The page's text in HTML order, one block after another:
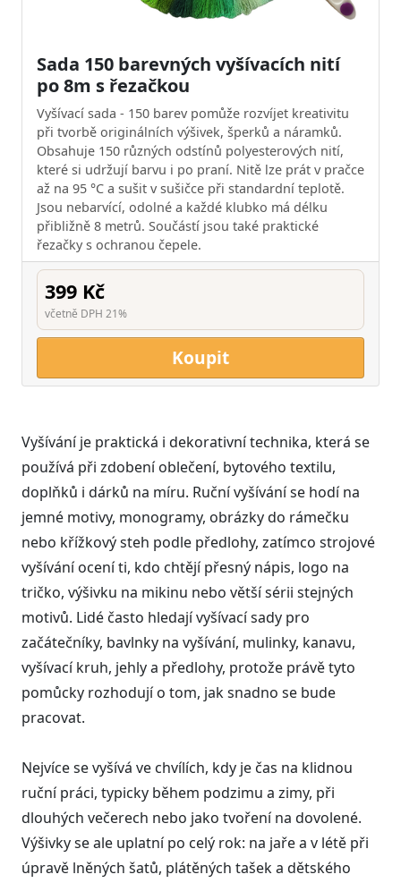
Sada 150 barevných vyšívacích nití
po 8m s řezačkou
Vyšívací sada - 150 barev pomůže rozvíjet kreativitu
při tvorbě originálních výšivek, šperků a náramků.
Obsahuje 150 různých odstínů polyesterových nití,
které si udržují barvu i po praní. Nitě lze prát v pračce
až na 95 °C a sušit v sušičce při standardní teplotě.
Jsou nebarvící, odolné a každé klubko má délku
přibližně 8 metrů. Součástí jsou také praktické
řezačky s ochranou čepele.
399 Kč
včetně DPH 21%
Koupit
Vyšívání je praktická i dekorativní technika, která se
používá při zdobení oblečení, bytového textilu,
doplňků i dárků na míru. Ruční vyšívání se hodí na
jemné motivy, monogramy, obrázky do rámečku
nebo křížkový steh podle předlohy, zatímco strojové
vyšívání ocení ti, kdo chtějí přesný nápis, logo na
tričko, výšivku na mikinu nebo větší sérii stejných
motivů. Lidé často hledají vyšívací sady pro
začátečníky, bavlnky na vyšívání, mulinky, kanavu,
vyšívací kruh, jehly a předlohy, protože právě tyto
pomůcky rozhodují o tom, jak snadno se bude
pracovat.
Nejvíce se vyšívá ve chvílích, kdy je čas na klidnou
ruční práci, typicky během podzimu a zimy, při
dlouhých večerech nebo jako tvoření na dovolené.
Výšivky se ale uplatní po celý rok: na jaře a v létě při
úpravě lněných šatů, plátěných tašek a dětského